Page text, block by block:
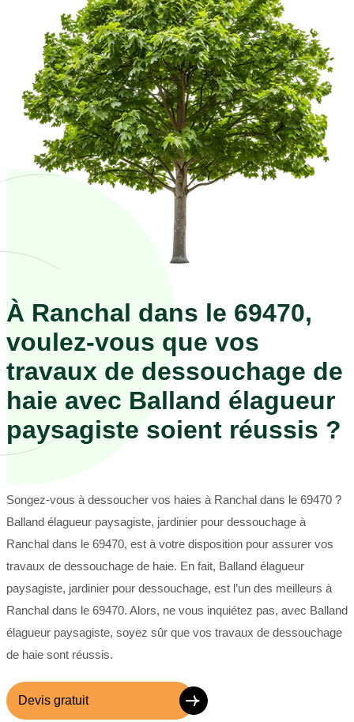
À Ranchal dans le 69470,
voulez-vous que vos
travaux de dessouchage de
haie avec Balland élagueur
paysagiste soient réussis ?
Songez-vous à dessoucher vos haies à Ranchal dans le 69470 ?
Balland élagueur paysagiste, jardinier pour dessouchage à
Ranchal dans le 69470, est à votre disposition pour assurer vos
travaux de dessouchage de haie. En fait, Balland élagueur
paysagiste, jardinier pour dessouchage, est l’un des meilleurs à
Ranchal dans le 69470. Alors, ne vous inquiétez pas, avec Balland
élagueur paysagiste, soyez sûr que vos travaux de dessouchage
de haie sont réussis.
Devis gratuit